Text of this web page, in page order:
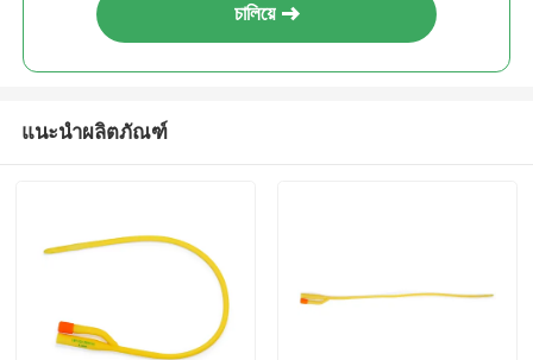
চালিয়ে
แนะนำผลิตภัณฑ์